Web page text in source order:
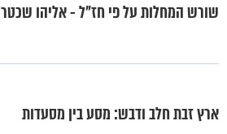
שורש המחלות על פי חז"ל - אליהו שכטר
ארץ זבת חלב ודבש: מסע בין מסעדות